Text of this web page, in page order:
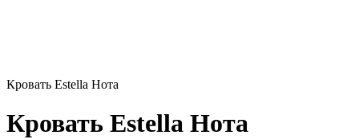
Кровать Estella Нота
Кровать Estella Нота